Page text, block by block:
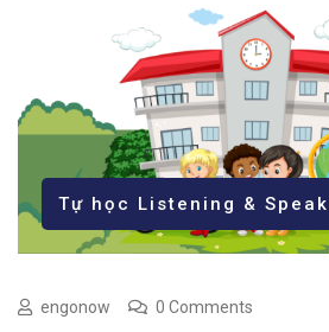
Tự học Listening &
engonow 0 Comments